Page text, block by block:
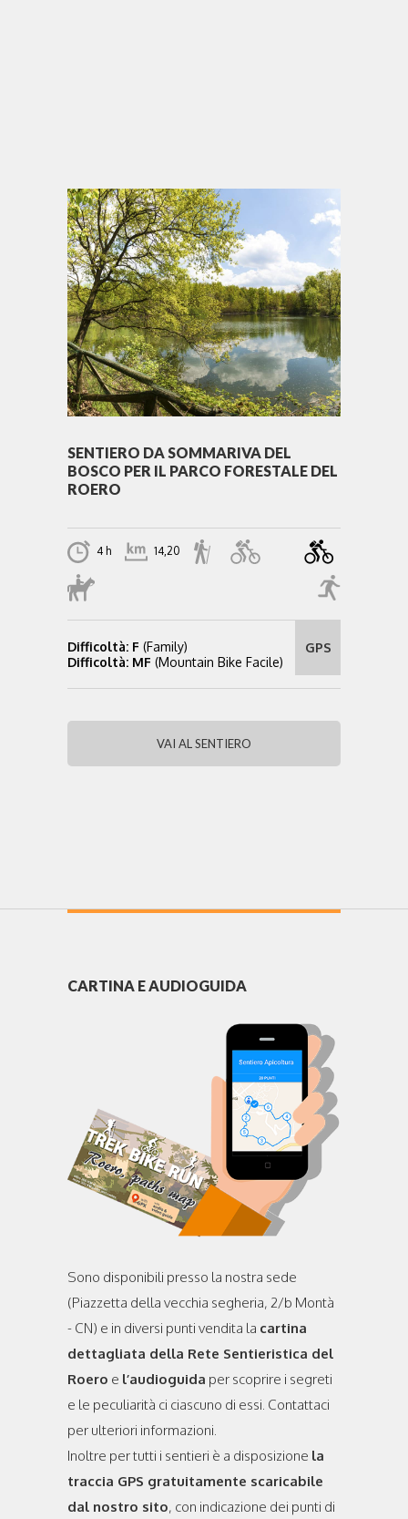
SENTIERO DA SOMMARIVA DEL
BOSCO PER IL PARCO FORESTALE DEL
ROERO
4 h 14,20
Difficoltà: F (Family)
Difficoltà: MF (Mountain Bike Facile)
GPS
VAI AL SENTIERO
CARTINA E AUDIOGUIDA
Sono disponibili presso la nostra sede
(Piazzetta della vecchia segheria, 2/b Montà
- CN) e in diversi punti vendita la cartina
dettagliata della Rete Sentieristica del
Roero e l’audioguida per scoprire i segreti
e le peculiarità ci ciascuno di essi. Contattaci
per ulteriori informazioni.
Inoltre per tutti i sentieri è a disposizione la
traccia GPS gratuitamente scaricabile
dal nostro sito, con indicazione dei punti di